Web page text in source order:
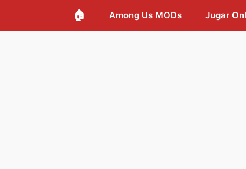
🏠 Among Us MODs Jugar